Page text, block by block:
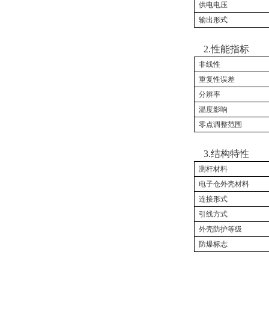
供电电压
输出形式
2.性能指标
非线性
重复性误差
分辨率
温度影响
零点调整范围
3.结构特性
测杆材料
电子仓外壳材料
连接形式
引线方式
外壳防护等级
防爆标志